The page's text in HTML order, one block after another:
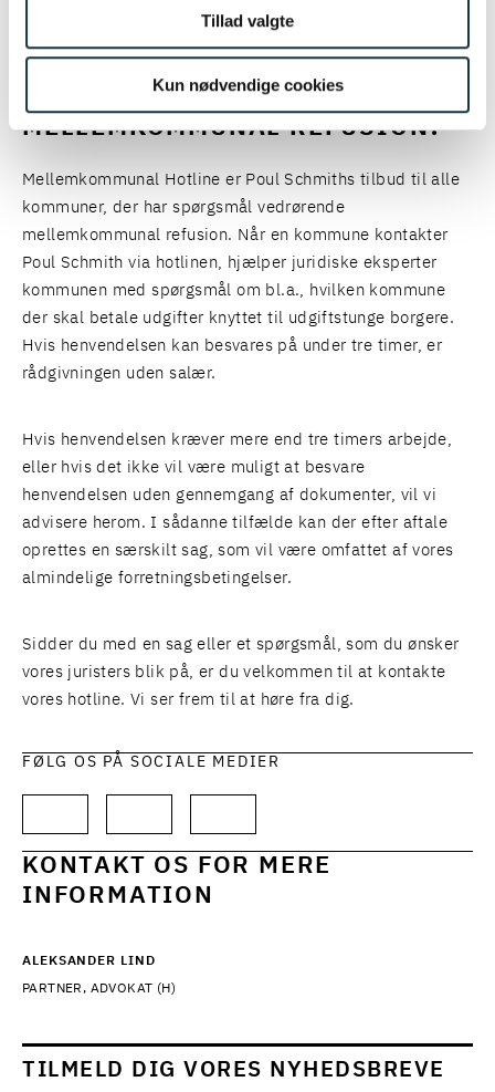
Tillad valgte
Kun nødvendige cookies
HVORDAN VIRKER POUL
SCHMITHS HOTLINE OM
MELLEMKOMMUNAL REFUSION?
Mellemkommunal Hotline er Poul Schmiths tilbud til alle
kommuner, der har spørgsmål vedrørende
mellemkommunal refusion. Når en kommune kontakter
Poul Schmith via hotlinen, hjælper juridiske eksperter
kommunen med spørgsmål om bl.a., hvilken kommune
der skal betale udgifter knyttet til udgiftstunge borgere.
Hvis henvendelsen kan besvares på under tre timer, er
rådgivningen uden salær.
Hvis henvendelsen kræver mere end tre timers arbejde,
eller hvis det ikke vil være muligt at besvare
henvendelsen uden gennemgang af dokumenter, vil vi
advisere herom. I sådanne tilfælde kan der efter aftale
oprettes en særskilt sag, som vil være omfattet af vores
almindelige forretningsbetingelser.
Sidder du med en sag eller et spørgsmål, som du ønsker
vores juristers blik på, er du velkommen til at kontakte
vores hotline. Vi ser frem til at høre fra dig.
FØLG OS PÅ SOCIALE MEDIER
KONTAKT OS FOR MERE
INFORMATION
ALEKSANDER LIND
PARTNER, ADVOKAT (H)
TILMELD DIG VORES NYHEDSBREVE